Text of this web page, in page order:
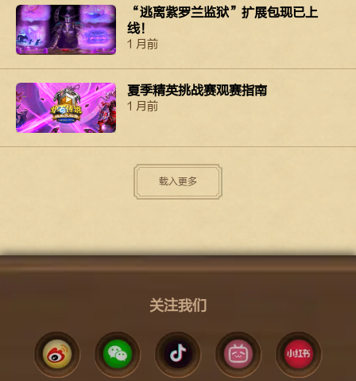
“逃离紫罗兰监狱”扩展包现已上
线！
1 月前
夏季精英挑战赛观赛指南
1 月前
载入更多
关注我们